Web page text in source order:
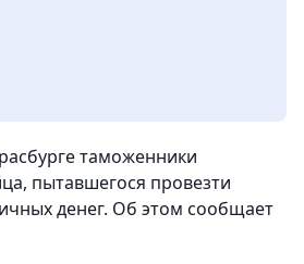
таможенники
пытавшегося провезти
денег. Об этом сообщает